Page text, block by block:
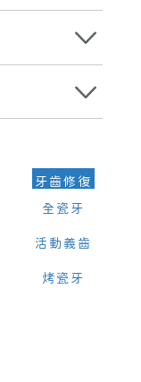
，顧客同意並簽字
率會及時告知客人
知我們你原本預約
牙齒修復
全瓷牙
活動義齒
烤瓷牙